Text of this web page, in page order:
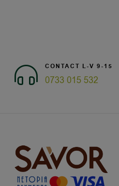
CONTACT L-V 9-15
0733 015 532